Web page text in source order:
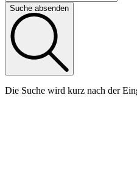
Suche absenden
Die Suche wird kurz nach der